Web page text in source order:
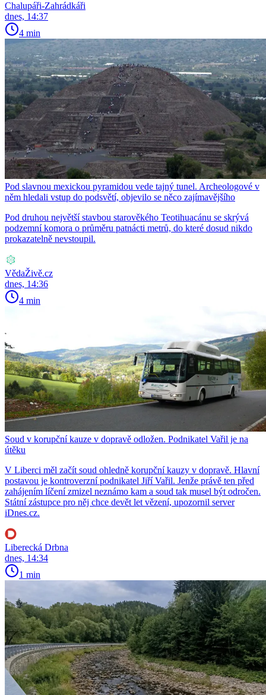
Chalupáři-Zahrádkáři
dnes, 14:37
4 min
Pod slavnou mexickou pyramidou vede tajný tunel. Archeologové v
něm hledali vstup do podsvětí, objevilo se něco zajímavějšího
Pod druhou největší stavbou starověkého Teotihuacánu se skrývá
podzemní komora o průměru patnácti metrů, do které dosud nikdo
prokazatelně nevstoupil.
VědaŽivě.cz
dnes, 14:36
4 min
Soud v korupční kauze v dopravě odložen. Podnikatel Vařil je na
útěku
V Liberci měl začít soud ohledně korupční kauzy v dopravě. Hlavní
postavou je kontroverzní podnikatel Jiří Vařil. Jenže právě ten před
zahájením líčení zmizel neznámo kam a soud tak musel být odročen.
Státní zástupce pro něj chce devět let vězení, upozornil server
iDnes.cz.
Liberecká Drbna
dnes, 14:34
1 min